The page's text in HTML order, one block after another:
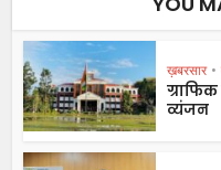
ख़बरसार •
व्यंजन